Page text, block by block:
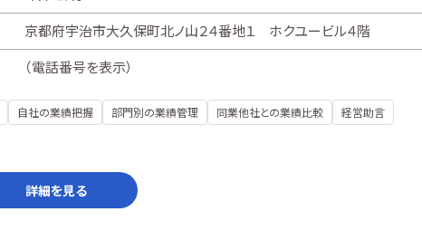
京都府宇治市大久保町北ノ山２４番地１ ホクユービル４階
（電話番号を表示）
自社の業績把握 部門別の業績管理 同業他社との業績比較
経営助言
詳細を見る